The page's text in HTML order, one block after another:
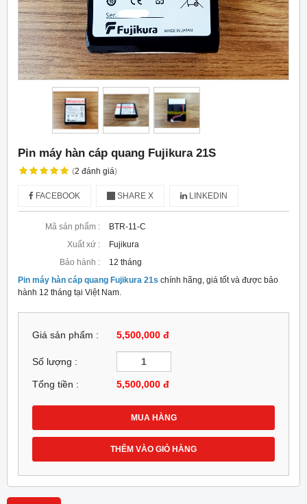
Pin máy hàn cáp quang Fujikura 21S
(2 đánh giá)
FACEBOOK SHARE X LINKEDIN
Mã sản phẩm :
BTR-11-C
Xuất xứ :
Fujikura
Bảo hành :
12 tháng
Pin máy hàn cáp quang Fujikura 21s chính hãng, giá tốt và được bảo
hành 12 tháng tại Việt Nam.
Giá sản phẩm : 5,500,000 đ
Số lượng :
Tổng tiền : 5,500,000 đ
MUA HÀNG
THÊM VÀO GIỎ HÀNG